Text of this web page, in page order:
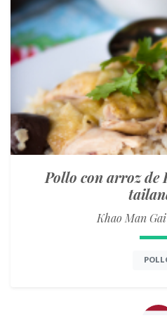
Pollo con arroz de
Khao Man